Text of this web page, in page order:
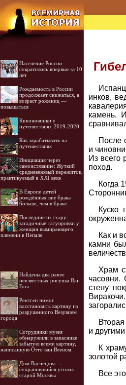
Население России
сократилось впервые за 10
лет
Рождаемость в России
продолжает снижаться, а
возраст рожениц —
повышаться
Киноновинки о
путешествиях 2019-2020
Как зарабатывать на
путешествиях
Инициация через
самоистязание: Жуткий
средневековый пережиток,
практикуемый в XXI веке
В Европе детей
рождённых вне брака
больше, чем в браке
Последние из тхару:
загадочные татуировки у
женщин вымирающего
племени в Непале
Найдены два ранее
неизвестных рисунка Ван
Гога
Рентген помог
восстановить картину из
разрушенного Везувием
города
Cотрудники музея
обнаружили в запаснике
забытую всеми картину,
написанную Отто ван Вееном
Дом Васнецова —
сохранившийся уголок
старой Москвы
инков,
камень.
После
и
Из всего
поход.
Когда
Куско
Как и
камни
Храм
часовни.
стену
и
К
золотой
Все